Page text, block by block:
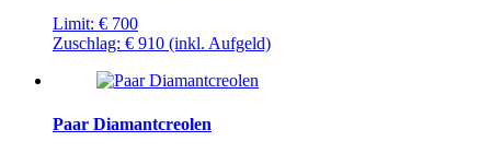
Limit: € 700
Zuschlag: € 910 (inkl. Aufgeld)
Paar Diamantcreolen